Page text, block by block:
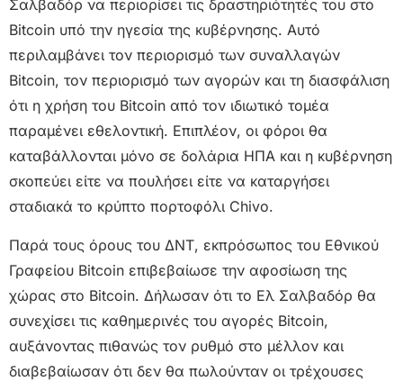
Σαλβαδόρ να περιορίσει τις δραστηριότητές του στο
Bitcoin υπό την ηγεσία της κυβέρνησης. Αυτό
περιλαμβάνει τον περιορισμό των συναλλαγών
Bitcoin, τον περιορισμό των αγορών και τη διασφάλιση
ότι η χρήση του Bitcoin από τον ιδιωτικό τομέα
παραμένει εθελοντική. Επιπλέον, οι φόροι θα
καταβάλλονται μόνο σε δολάρια ΗΠΑ και η κυβέρνηση
σκοπεύει είτε να πουλήσει είτε να καταργήσει
σταδιακά το κρύπτο πορτοφόλι Chivo.
Παρά τους όρους του ΔΝΤ, εκπρόσωπος του Εθνικού
Γραφείου Bitcoin επιβεβαίωσε την αφοσίωση της
χώρας στο Bitcoin. Δήλωσαν ότι το Ελ Σαλβαδόρ θα
συνεχίσει τις καθημερινές του αγορές Bitcoin,
αυξάνοντας πιθανώς τον ρυθμό στο μέλλον και
διαβεβαίωσαν ότι δεν θα πωλούνταν οι τρέχουσες